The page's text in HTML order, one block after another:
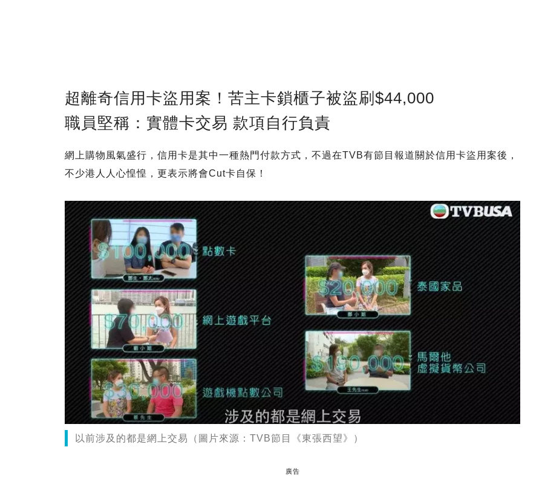
超離奇信用卡盜用案！苦主卡鎖櫃子被盜刷$44,000
職員堅稱：實體卡交易 款項自行負責
網上購物風氣盛行，信用卡是其中一種熱門付款方式，不過在TVB有節目報道關於信用卡盜用案後，
不少港人人心惶惶，更表示將會Cut卡自保！
以前涉及的都是網上交易（圖片來源：TVB節目《東張西望》）
廣告